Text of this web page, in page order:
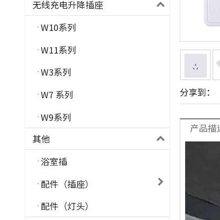
无线充电升降插座
W10系列
W11系列
W3系列
W7 系列
W9系列
其他
浴室插
配件（插座）
配件（灯头）
分享到：
产品描